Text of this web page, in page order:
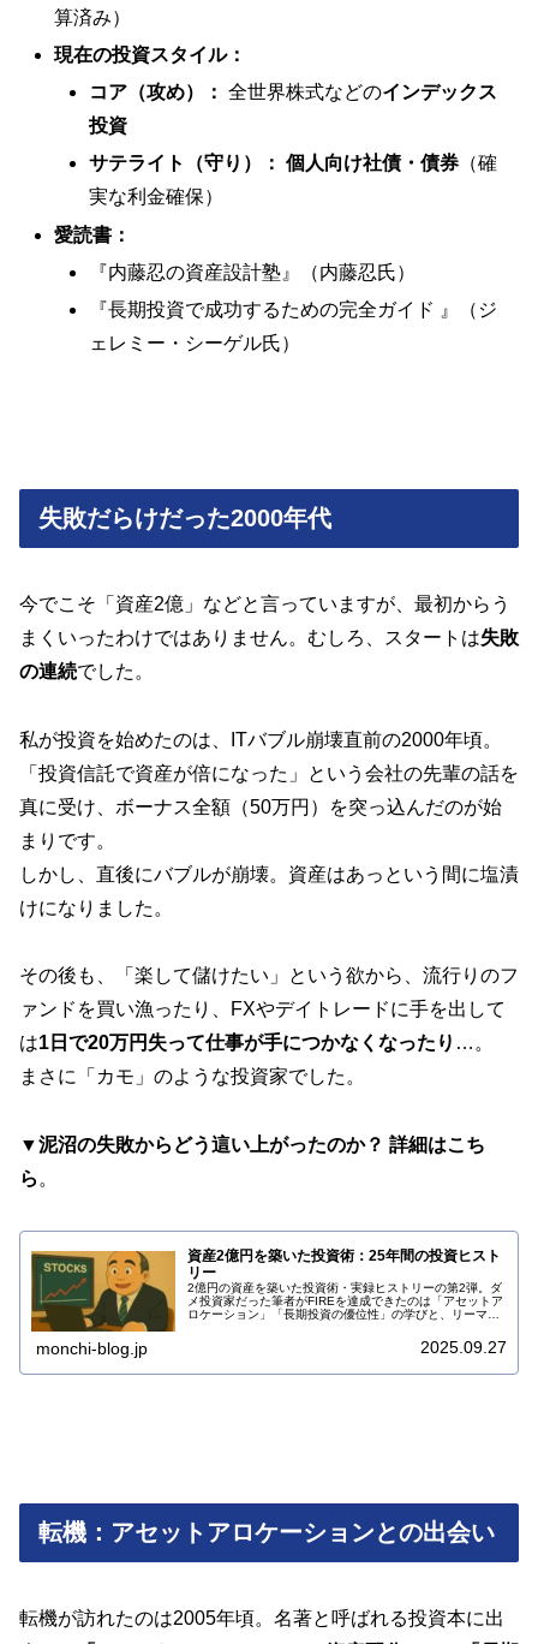
算済み）
現在の投資スタイル：
コア（攻め）： 全世界株式などのインデックス
投資
サテライト（守り）：
個人向け社債・債券 （確
実な利金確保）
愛読書：
『内藤忍の資産設計塾』（内藤忍氏）
『長期投資で成功するための完全ガイド 』（ジ
ェレミー・シーゲル氏）
失敗だらけだった2000年代
今でこそ「資産2億」などと言っていますが、最初からう
まくいったわけではありません。むしろ、スタートは失敗
の連続でした。
私が投資を始めたのは、ITバブル崩壊直前の2000年頃。
「投資信託で資産が倍になった」という会社の先輩の話を
真に受け、ボーナス全額（50万円）を突っ込んだのが始
まりです。
しかし、直後にバブルが崩壊。資産はあっという間に塩漬
けになりました。
その後も、「楽して儲けたい」という欲から、流行りのフ
ァンドを買い漁ったり、FXやデイトレードに手を出して
は1日で20万円失って仕事が手につかなくなったり …。
まさに「カモ」のような投資家でした。
▼泥沼の失敗からどう這い上がったのか？ 詳細はこち
ら 。
資産2億円を築いた投資術：25年間の投資ヒスト
リー
2億円の資産を築いた投資術・実録ヒストリーの第2弾。ダ
メ投資家だった筆者がFIREを達成できたのは「アセットア
ロケーション」「長期投資の優位性」の学びと、リーマン
monchi-blog.jp 2025.09.27
転機：アセットアロケーションとの出会い
転機が訪れたのは2005年頃。名著と呼ばれる投資本に出